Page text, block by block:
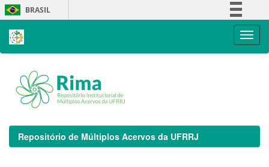
Skip
navigation
BRASIL
Repositório de Múltiplos Acervos da UFRRJ